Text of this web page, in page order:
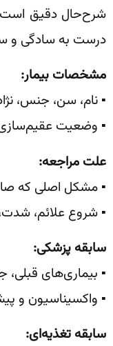
شرح‌حال دقیق است.
درست به سادگی و
مشخصات بیمار:
▪️ نام، سن، جنس،
▪️ وضعیت
علت مراجعه:
▪️ مشکل اصلی که
▪️ شروع علائم،
سابقه پزشکی:
▪️ بیماری‌های قبلی،
▪️ واکسیناسیون و
سابقه تغذیه‌ای: